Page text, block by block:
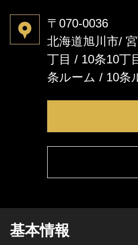
〒070-0036
北海道旭川市/
丁目 / 10条10
条ルーム / 10条
基本情報